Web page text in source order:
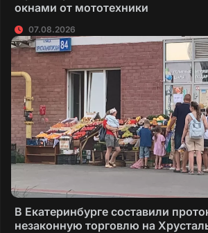
окнами от мототехники
07.08.2026
В Екатеринбурге составили
незаконную торговлю на